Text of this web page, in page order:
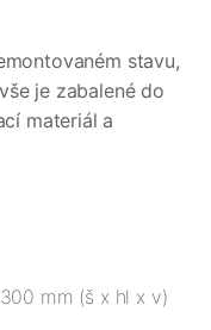
stavu,
je zabalené do
materiál a
mm (š x hl x v)